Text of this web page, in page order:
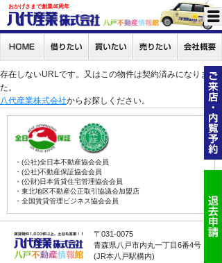
おかげさまで創業46周年
存在しないURLです。又はこの物件は契約済みになりまし
た。
八代産業株式会社からお探しください。
・(公社)全日本不動産協会会員
・(公社)不動産保証協会会員
・(公財)日本賃貸住宅管理協会会員
・東北地区不動産公正取引協議会加盟店
・全国賃貸管理ビジネス協会会員
〒031-0075
青森県八戸市内丸一丁目6番4号
(JR本八戸駅構内)